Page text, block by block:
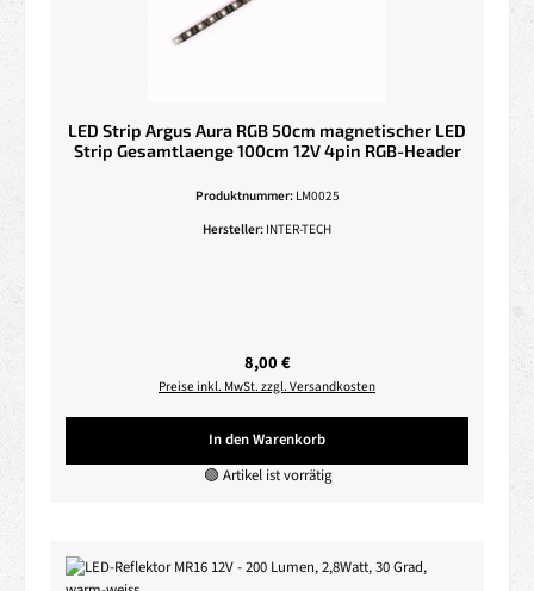
LED Strip Argus Aura RGB 50cm magnetischer LED
Strip Gesamtlaenge 100cm 12V 4pin RGB-Header
Produktnummer: LM0025
Hersteller: INTER-TECH
Regulärer Preis:
8,00 €
Preise inkl. MwSt. zzgl. Versandkosten
In den Warenkorb
🟢 Artikel ist vorrätig